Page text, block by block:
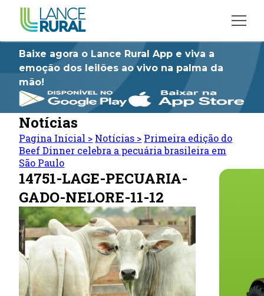
Baixe agora o Lance Rural App e viva a
emoção dos leilões ao vivo na palma da
mão!
Notícias
Pagina Inicial > Notícias > Primeira edição do
Beef Dinner celebra a pecuária brasileira em
São Paulo
14751-LAGE-PECUARIA-
GADO-NELORE-11-12